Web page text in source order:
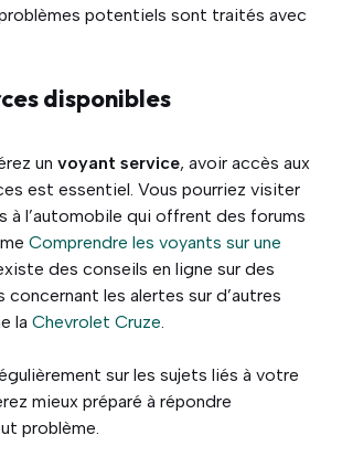
potentiels sont traités avec
disponibles
un voyant service, avoir accès aux
est essentiel. Vous pourriez visiter
à l’automobile qui offrent des forums
Comprendre les voyants sur une
des conseils en ligne sur des
les alertes sur d’autres
la Chevrolet Cruze.
sur les sujets liés à votre
mieux préparé à répondre
problème.